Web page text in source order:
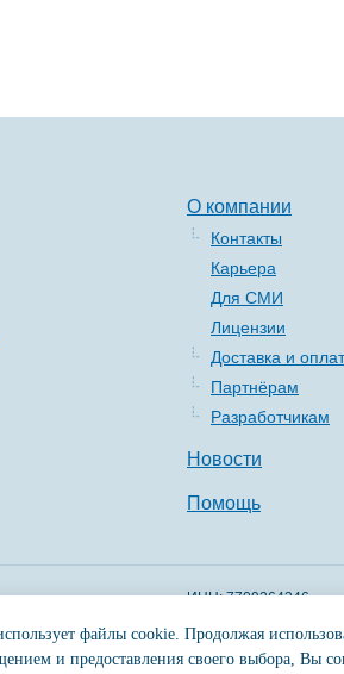
Помощь
Новости
Разработчикам
Партнёрам
Доставка и
Лицензии
Для СМИ
Карьера
Контакты
О компании
ИНН: 7709364346
КПП: 770501001
файлы cookie. Продолжая
и предоставления своего выбора, Вы